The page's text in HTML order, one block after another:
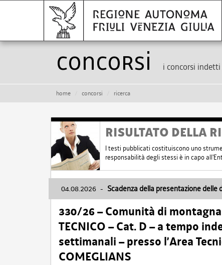
Concorsi i concorsi
home concorsi ricerca
RISULTATO DELLA
I testi pubblicati costituiscono uno
responsabilità degli stessi è in capo
04.08.2026 - Scadenza della presentazione delle
330/26 – Comunità di montagna
TECNICO – Cat. D – a tempo
settimanali – presso l’Area
COMEGLIANS